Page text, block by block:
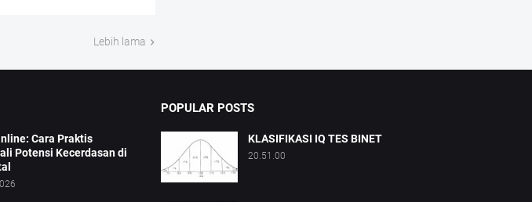
Lebih lama
Cara Praktis
Potensi Kecerdasan di
POPULAR POSTS
KLASIFIKASI IQ TES BINET
20.51.00